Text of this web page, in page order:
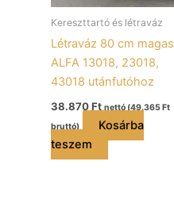
Kereszttartó és létraváz
Létraváz 80 cm magas
ALFA 13018, 23018,
43018 utánfutóhoz
38.870Ft nettó (49.365 Ft
bruttó)
Kosárba
teszem